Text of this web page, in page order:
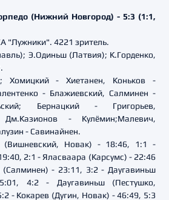
(Нижний Новгород) - 5:3 (1:1,
"Лужники". 4221 зритель.
Э.Одиньш (Латвия); К.Горденко,
Хомицкий - Хиетанен, Коньков -
- Блажиевский, Салминен -
Бернацкий - Григорьев,
Дм.Казионов - Кулёмин;Малевич,
- Савинайнен.
(Вишневский, Новак) - 18:46, 1:1 -
2:1 - Яласваара (Карсумс) - 22:46
- 23:11, 3:2 - Даугавиньш
4:2 - Даугавиньш (Пестушко,
- Кокарев (Дугин, Новак) - 46:49, 5:3